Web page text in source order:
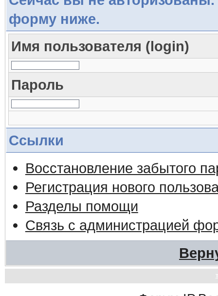
форму ниже.
Имя пользователя (login)
Пароль
Ссылки
Восстановление забытого
Регистрация нового
Разделы помощи
Связь с администрацией